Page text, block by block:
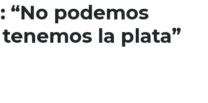
“No podemos
la plata”